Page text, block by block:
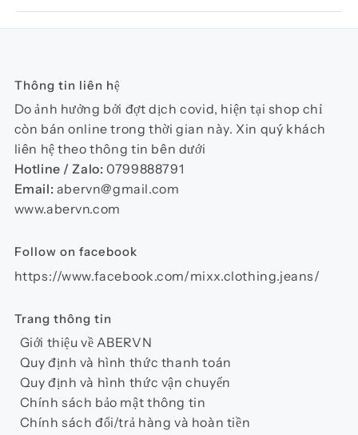
Thông tin liên hệ
Do ảnh hưởng bởi đợt dịch covid, hiện tại shop chỉ
còn bán online trong thời gian này. Xin quý khách
liên hệ theo thông tin bên dưới
Hotline / Zalo:0799888791
Email: abervn@gmail.com
www.abervn.com
Follow on facebook
https://www.facebook.com/mixx.clothing.jeans/
Trang thông tin
Giới thiệu về ABERVN
Quy định và hình thức thanh toán
Quy định và hình thức vận chuyển
Chính sách bảo mật thông tin
Chính sách đổi/trả hàng và hoàn tiền